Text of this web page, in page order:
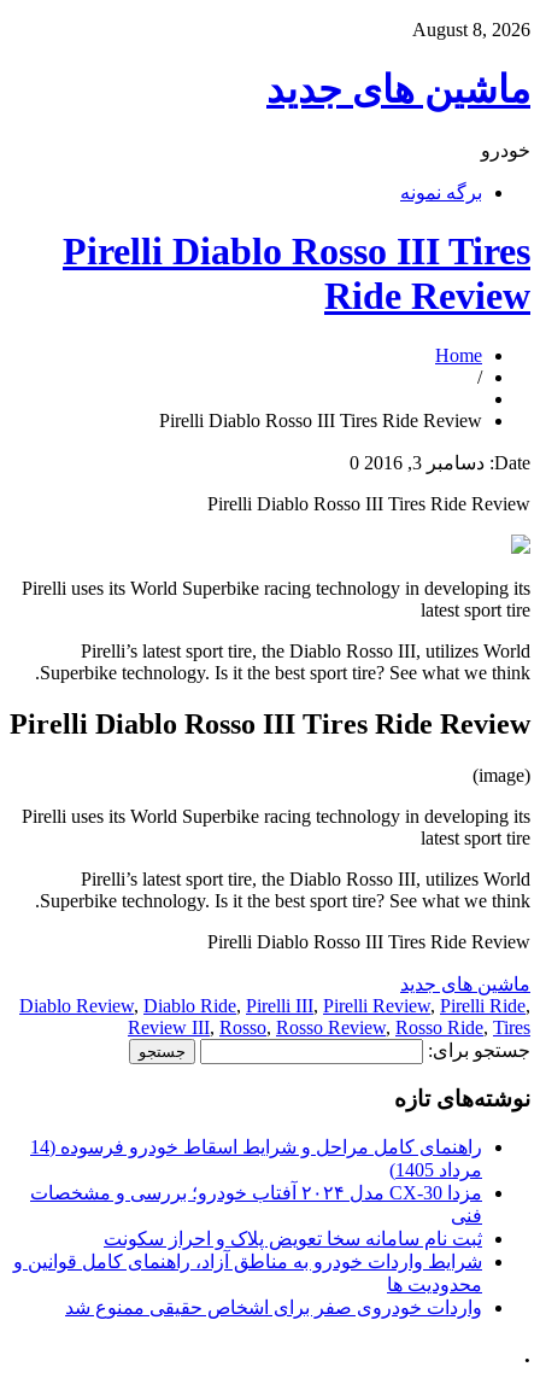
August 8, 2026
ماشین های جدید
خودرو
برگه نمونه
Pirelli Diablo Rosso III Tires
Ride Review
Home
/
Pirelli Diablo Rosso III Tires Ride Review
Date: دسامبر 3, 2016
0
Pirelli Diablo Rosso III Tires Ride Review
Pirelli uses its World Superbike racing technology in developing its
latest sport tire
Pirelli’s latest sport tire, the Diablo Rosso III, utilizes World
Superbike technology. Is it the best sport tire? See what we think.
Pirelli Diablo Rosso III Tires Ride Review
(image)
Pirelli uses its World Superbike racing technology in developing its
latest sport tire
Pirelli’s latest sport tire, the Diablo Rosso III, utilizes World
Superbike technology. Is it the best sport tire? See what we think.
Pirelli Diablo Rosso III Tires Ride Review
ماشین های جدید
Diablo Review, Diablo Ride, Pirelli III, Pirelli Review, Pirelli Ride,
Review III, Rosso, Rosso Review, Rosso Ride, Tires
جستجو برای:
نوشته‌های تازه
راهنمای کامل مراحل و شرایط اسقاط خودرو فرسوده (14
مرداد 1405)
مزدا CX-30 مدل ۲۰۲۴ آفتاب خودرو؛ بررسی و مشخصات
فنی
ثبت نام سامانه سخا تعویض پلاک و احراز سکونت
شرایط واردات خودرو به مناطق آزاد، راهنمای کامل قوانین و
محدودیت ها
واردات خودروی صفر برای اشخاص حقیقی ممنوع شد
.